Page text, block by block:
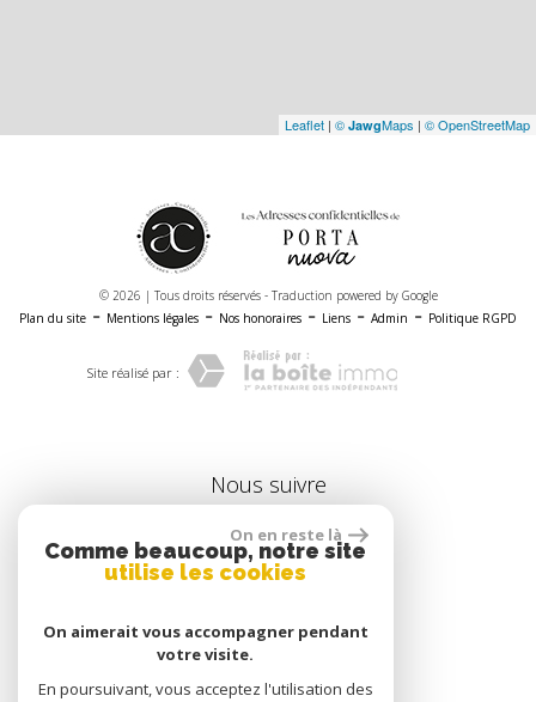
Leaflet | © JawgMaps | © OpenStreetMap
© 2026 | Tous droits réservés - Traduction powered by Google
Plan du site - Mentions légales - Nos honoraires - Liens - Admin - Politique RGPD
Site réalisé par :
nous suivre
se connecter
On en reste là
Comme beaucoup, notre site
utilise les cookies
On aimerait vous accompagner pendant
votre visite.
En poursuivant, vous acceptez l'utilisation des